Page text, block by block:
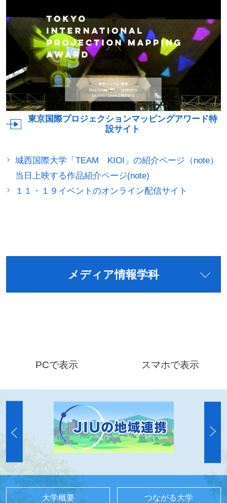
東京国際プロジェクションマッピングアワード特
設サイト
城西国際大学「TEAM KIOI」の紹介ページ（note）
当日上映する作品紹介ページ(note)
１１・１９イベントのオンライン配信サイト
メディア情報学科
PCで表示 スマホで表示
大学概要 つながる大学